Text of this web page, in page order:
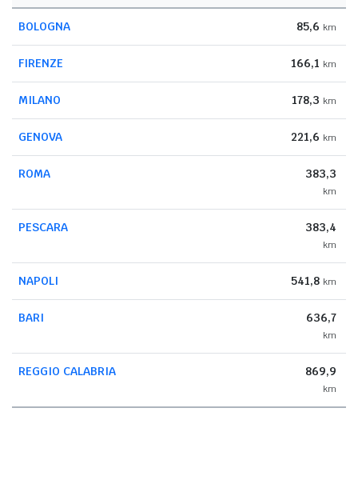
BOLOGNA 85,6 km
FIRENZE 166,1 km
MILANO 178,3 km
GENOVA 221,6 km
ROMA 383,3
km
PESCARA 383,4
km
NAPOLI 541,8 km
BARI 636,7
km
REGGIO CALABRIA 869,9
km